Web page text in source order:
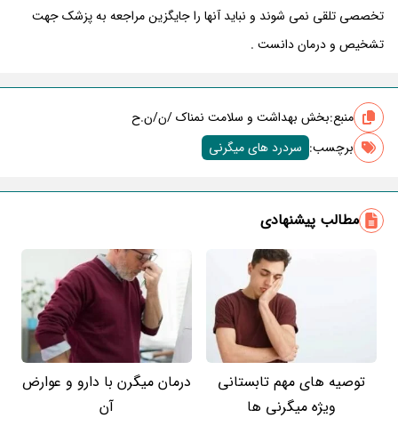
تخصصی تلقی نمی شوند و نباید آنها را جایگزین مراجعه به پزشک جهت
تشخیص و درمان دانست .
منبع:بخش بهداشت و سلامت نمناک /ن/ن.ح
برچسب‌: سردرد های میگرنی
مطالب پیشنهادی
توصیه های مهم تابستانی
ویژه میگرنی ها
درمان میگرن با دارو و عوارض
آن